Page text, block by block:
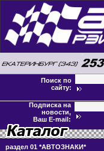
Поиск по
сайту:
Подписка на
новости,
Ваш E-mail:
раздел 01 *АВТОЗНАКИ*